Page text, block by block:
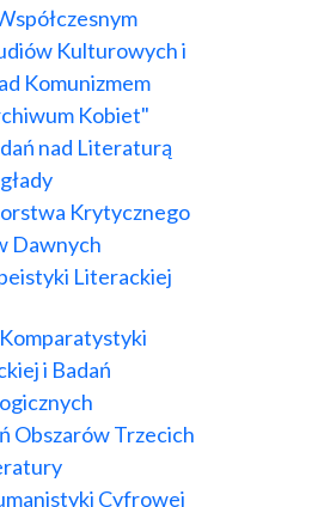
Kulturowych i
Komunizmem
Kobiet"
nad Literaturą
Krytycznego
Dawnych
Literackiej
i Badań
Obszarów Trzecich
Cyfrowej